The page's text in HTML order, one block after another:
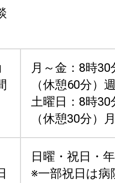
月～金：8時
（休憩60分）
土曜日：8時30
（休憩30分）
日曜・祝日・
※一部祝日は病